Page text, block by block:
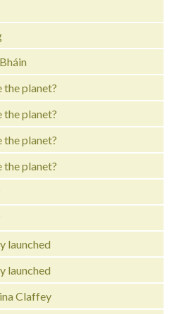
the planet?
the planet?
the planet?
the planet?
launched
launched
Claffey